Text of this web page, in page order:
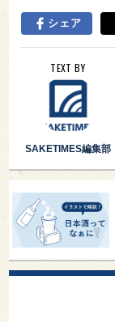
シェア
TEXT BY
SAKETIMES編集部